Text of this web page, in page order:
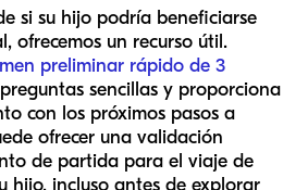
si su hijo podría beneficiarse
ofrecemos un recurso útil.
preliminar rápido de 3
sencillas y proporciona
con los próximos pasos a
ofrecer una validación
de partida para el viaje de
hijo, incluso antes de explorar